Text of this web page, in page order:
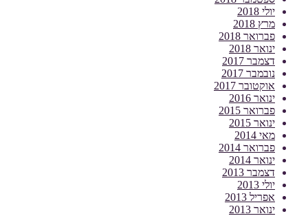
יולי 2018
מרץ 2018
פברואר 2018
ינואר 2018
דצמבר 2017
נובמבר 2017
אוקטובר 2017
ינואר 2016
פברואר 2015
ינואר 2015
מאי 2014
פברואר 2014
ינואר 2014
דצמבר 2013
יולי 2013
אפריל 2013
ינואר 2013